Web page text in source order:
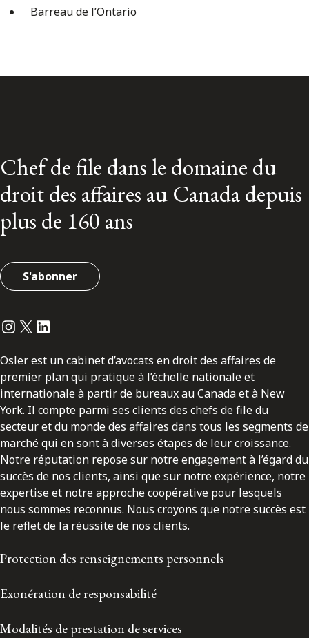
Barreau de l’Ontario
Chef de file dans le domaine du
droit des affaires au Canada depuis
plus de 160 ans
S'abonner
Instagram
Twitter
LinkedIn
Osler est un cabinet d’avocats en droit des affaires de
premier plan qui pratique à l’échelle nationale et
internationale à partir de bureaux au Canada et à New
York. Il compte parmi ses clients des chefs de file du
secteur et du monde des affaires dans tous les segments de
marché qui en sont à diverses étapes de leur croissance.
Notre réputation repose sur notre engagement à l’égard du
succès de nos clients, ainsi que sur notre expérience, notre
expertise et notre approche coopérative pour lesquels
nous sommes reconnus. Nous croyons que notre succès est
le reflet de la réussite de nos clients.
Protection des renseignements personnels
Exonération de responsabilité
Modalités de prestation de services